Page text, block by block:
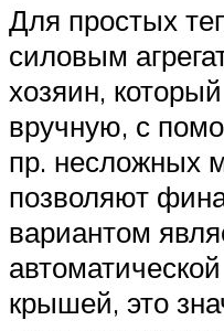
Для простых
силовым
хозяин,
вручную, с
пр. несложных
позволяют
вариантом
крышей, это